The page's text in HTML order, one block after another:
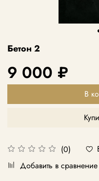
Бетон 2
(0)
Добавить в сравнение
9 000 ₽
В